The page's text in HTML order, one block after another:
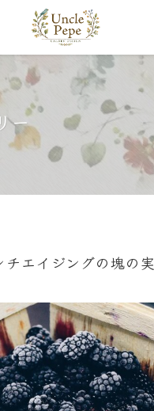
ー
チエイジングの塊の実